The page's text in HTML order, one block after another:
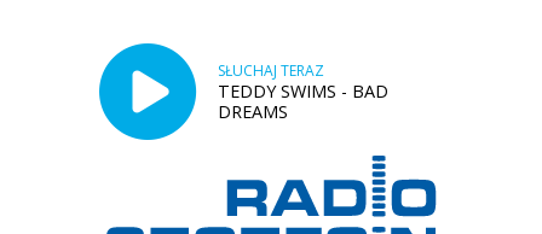
SŁUCHAJ TERAZ
TEDDY SWIMS - BAD
DREAMS